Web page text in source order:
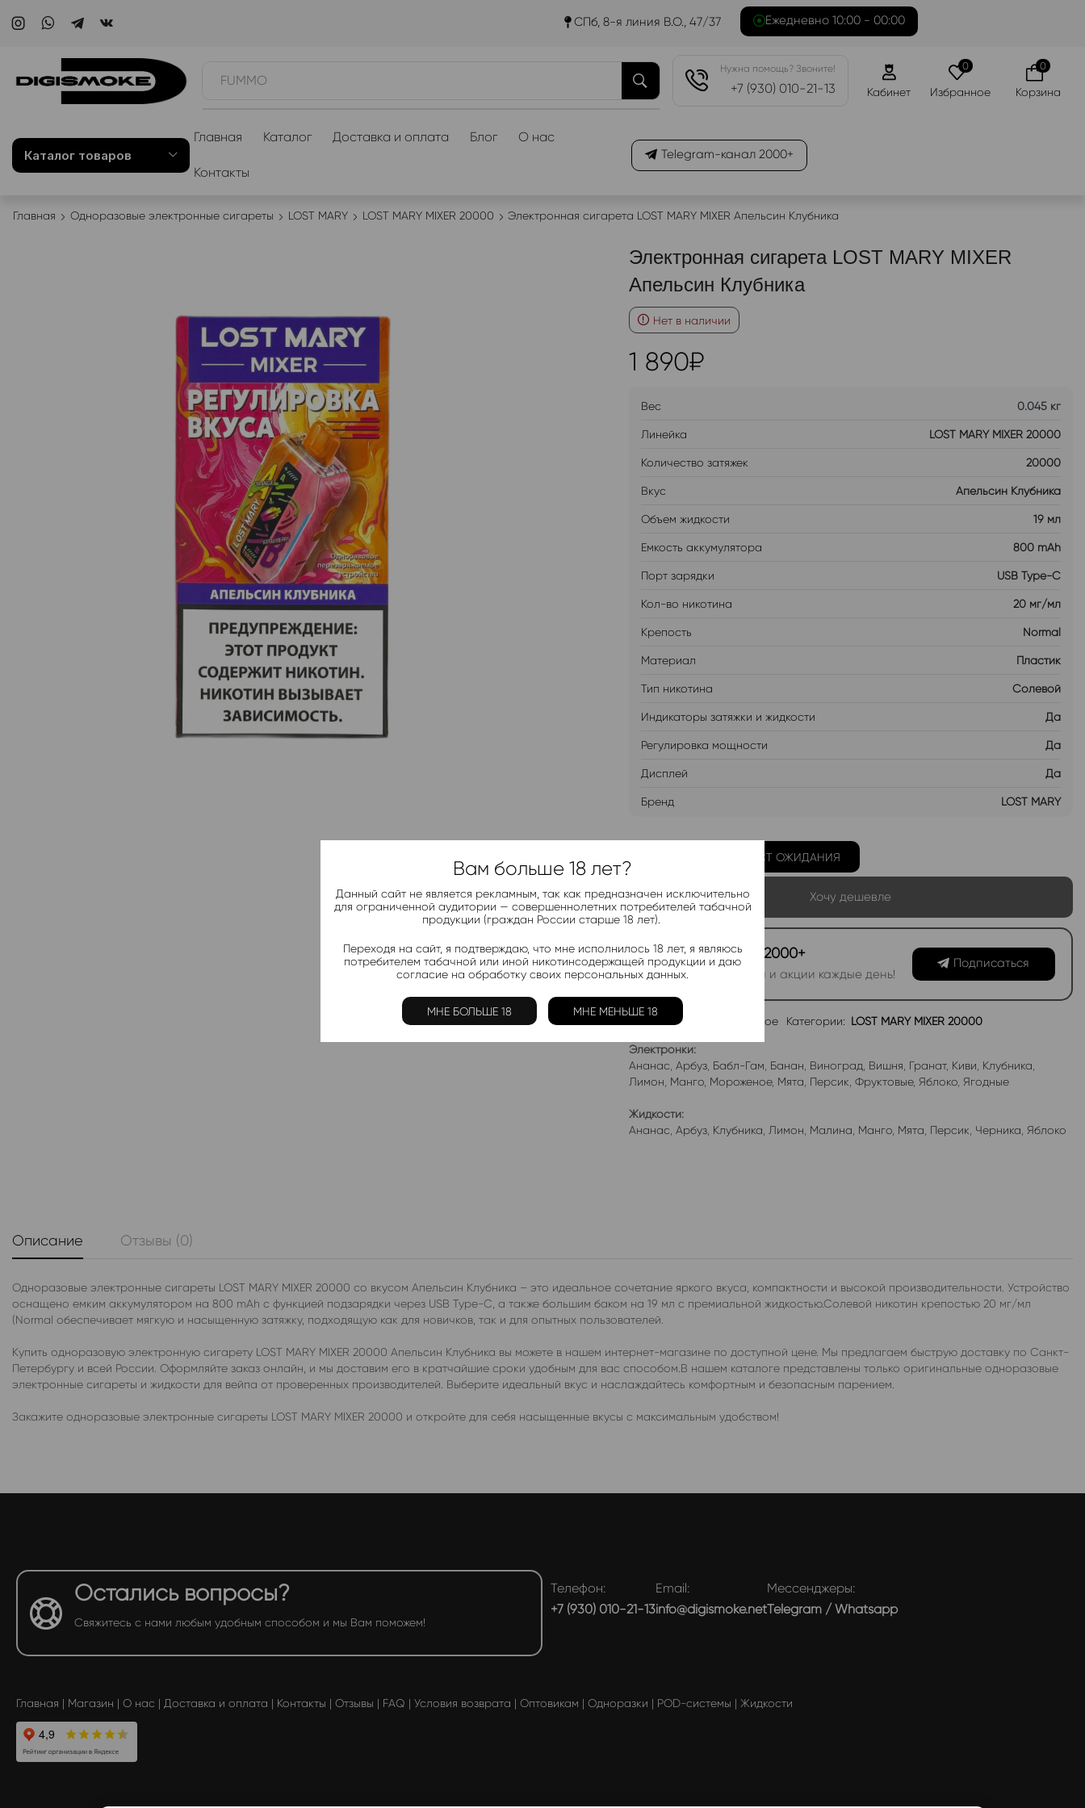
СПб, 8-я линия В.О., 47/37 Ежедневно 10:00 - 00:00
WAKA
Нужна помощь? Звоните!
+7 (930) 010-21-13 Кабинет
0
Избранное
0
Корзина
Каталог товаров
Главная Каталог Доставка и оплата Блог О нас
Контакты
Telegram-канал 2000+
Главная Одноразовые электронные сигареты LOST MARY LOST MARY MIXER 20000 Электронная сигарета LOST MARY MIXER Апельсин Клубника
Электронная сигарета LOST MARY MIXER
Апельсин Клубника
Нет в наличии
1 890₽
Вес 0.045 кг
Линейка LOST MARY MIXER 20000
Количество затяжек 20000
Вкус Апельсин Клубника
Объем жидкости 19 мл
Емкость аккумулятора 800 mAh
Порт зарядки USB Type-C
Кол-во никотина 20 мг/мл
Крепость Normal
Материал Пластик
Тип никотина Солевой
Индикаторы затяжки и жидкости Да
Регулировка мощности Да
Дисплей Да
Бренд LOST MARY
ДОБАВИТЬ В ЛИСТ ОЖИДАНИЯ
Хочу дешевле
Telegram-канал 2000+
Актуальные новинки и акции каждые день!
Подписаться
Добавить в избранное Категории: LOST MARY MIXER 20000
Электронки:
Ананас Арбуз, Бабл-Гам Банан Виноград Вишня Гранат, Киви Клубника
Лимон Манго, Мороженое, Мята Персик Фруктовые, Яблоко, Ягодные
Жидкости:
Ананас Арбуз, Клубника Лимон Малина Манго, Мята Персик Черника Яблоко
Описание Отзывы (0)
Одноразовые электронные сигареты LOST MARY MIXER 20000 со вкусом Апельсин Клубника – это идеальное сочетание яркого вкуса, компактности и высокой производительности. Устройство
оснащено емким аккумулятором на 800 mAh с функцией подзарядки через USB Type-C, а также большим баком на 19 мл с премиальной жидкостью.Солевой никотин крепостью 20 мг/мл
(Normal обеспечивает мягкую и насыщенную затяжку, подходящую как для новичков, так и для опытных пользователей.
Купить одноразовую электронную сигарету LOST MARY MIXER 20000 Апельсин Клубника вы можете в нашем интернет-магазине по доступной цене. Мы предлагаем быструю доставку по Санкт-
Петербургу и всей России. Оформляйте заказ онлайн, и мы доставим его в кратчайшие сроки удобным для вас способом.В нашем каталоге представлены только оригинальные одноразовые
электронные сигареты и жидкости для вейпа от проверенных производителей. Выберите идеальный вкус и наслаждайтесь комфортным и безопасным парением.
Закажите одноразовые электронные сигареты LOST MARY MIXER 20000 и откройте для себя насыщенные вкусы с максимальным удобством!
Остались вопросы?
Свяжитесь с нами любым удобным способом и мы Вам поможем!
Телефон:
+7 (930) 010-21-13
Email:
info@digismoke.net
Мессенджеры:
Telegram / Whatsapp
Главная | Магазин | О нас | Доставка и оплата | Контакты | Отзывы | FAQ | Условия возврата | Оптовикам | Одноразки | POD-системы | Жидкости
Вам больше 18 лет?
Данный сайт не является рекламным, так как предназначен исключительно
для ограниченной аудитории — совершеннолетних потребителей табачной
продукции (граждан России старше 18 лет).
Переходя на сайт, я подтверждаю, что мне исполнилось 18 лет, я являюсь
потребителем табачной или иной никотинсодержащей продукции и даю
согласие на обработку своих персональных данных.
МНЕ БОЛЬШЕ 18 МНЕ МЕНЬШЕ 18